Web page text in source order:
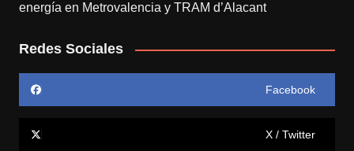
energía en Metrovalencia y TRAM d’Alacant
Redes Sociales
Facebook
X / Twitter